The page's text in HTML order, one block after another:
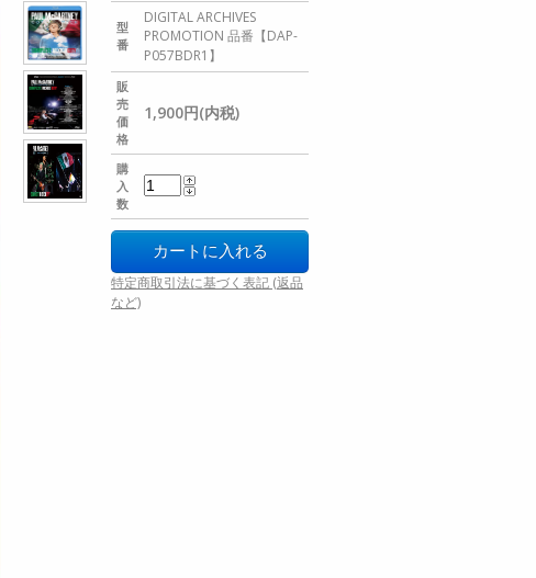
型
番
DIGITAL ARCHIVES
PROMOTION 品番【DAP-
P057BDR1】
販
売
価
格
1,900円(内税)
購
入
数
特定商取引法に基づく表記 (返品
など)